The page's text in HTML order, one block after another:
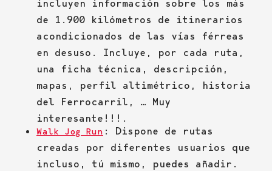
incluyen información sobre los más
de 1.900 kilómetros de itinerarios
acondicionados de las vías férreas
en desuso. Incluye, por cada ruta,
una ficha técnica, descripción,
mapas, perfil altimétrico, historia
del Ferrocarril, … Muy
interesante!!!.
Walk Jog Run : Dispone de rutas
creadas por diferentes usuarios que
incluso, tú mismo, puedes añadir.